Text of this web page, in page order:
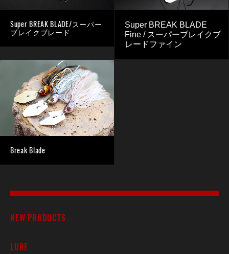
Super BREAK BLADE/スーパー
ブレイクブレード
Super BREAK BLADE
Fine / スーパーブレイクブ
レードファイン
Break Blade
NEW PRODUCTS
LURE